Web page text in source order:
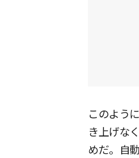
このよう
き上げな
めだ。自